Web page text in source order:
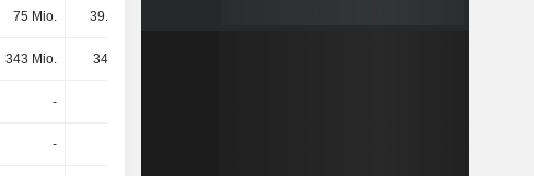
75 Mio. 39.3 Mio.
343 Mio. 342 Mio.
-
-